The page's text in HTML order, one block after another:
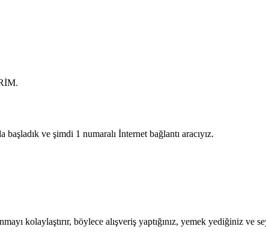
ve şimdi 1 numaralı İnternet bağlantı aracıyız.
kolaylaştırır, böylece alışveriş yaptığınız, yemek yediğiniz ve